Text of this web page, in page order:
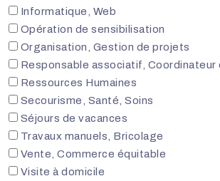
Informatique, Web
Opération de sensibilisation
Organisation, Gestion de projets
Responsable associatif, Coordinateur
Ressources Humaines
Secourisme, Santé, Soins
Séjours de vacances
Travaux manuels, Bricolage
Vente, Commerce équitable
Visite à domicile